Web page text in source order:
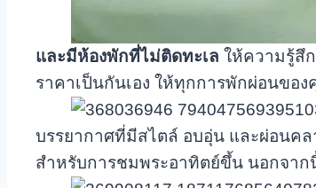
และมีห้องพักที่ไม่ติดทะเล ให้ความรู้สึ
ราคาเป็นกันเอง ให้ทุกการพักผ่อนข
บรรยากาศที่มีสไตล์ อบอุ่น และผ่อนคล
สำหรับการชมพระอาทิตย์ขึ้น นอกจาก